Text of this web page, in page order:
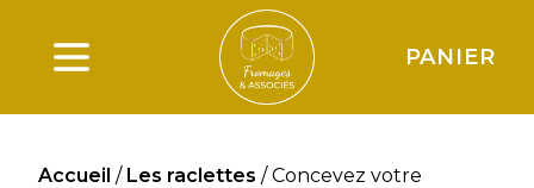
Ouverture du menu principal PANIER
Accueil / Les raclettes / Concevez votre